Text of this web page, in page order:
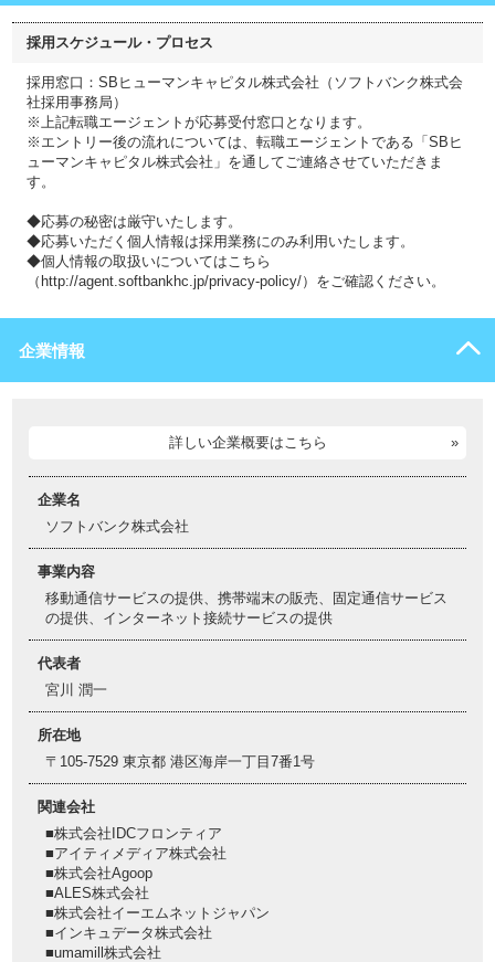
採用スケジュール・プロセス
採用窓口：SBヒューマンキャピタル株式会社（ソフトバンク株式会
社採用事務局）
※上記転職エージェントが応募受付窓口となります。
※エントリー後の流れについては、転職エージェントである「SBヒ
ューマンキャピタル株式会社」を通してご連絡させていただきま
す。
◆応募の秘密は厳守いたします。
◆応募いただく個人情報は採用業務にのみ利用いたします。
◆個人情報の取扱いについてはこちら
（http://agent.softbankhc.jp/privacy-policy/）をご確認ください。
企業情報
詳しい企業概要はこちら
企業名
ソフトバンク株式会社
事業内容
移動通信サービスの提供、携帯端末の販売、固定通信サービス
の提供、インターネット接続サービスの提供
代表者
宮川 潤一
所在地
〒105-7529 東京都 港区海岸一丁目7番1号
関連会社
■株式会社IDCフロンティア
■アイティメディア株式会社
■株式会社Agoop
■ALES株式会社
■株式会社イーエムネットジャパン
■インキュデータ株式会社
■umamill株式会社